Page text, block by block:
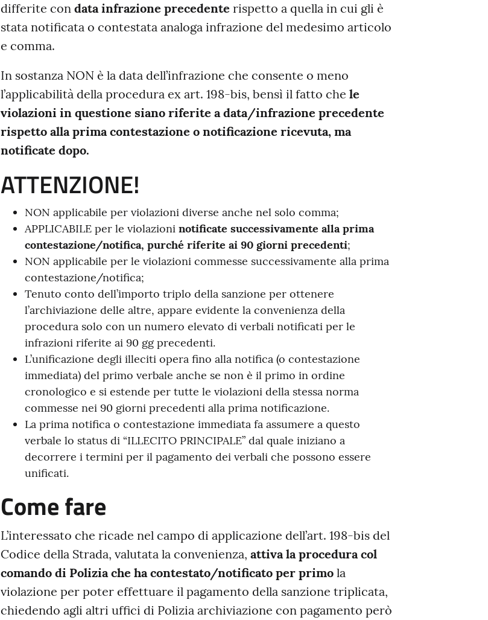
differite con data infrazione precedente rispetto a quella in cui gli è
stata notificata o contestata analoga infrazione del medesimo articolo
e comma.
In sostanza NON è la data dell’infrazione che consente o meno
l’applicabilità della procedura ex art. 198-bis, bensì il fatto che le
violazioni in questione siano riferite a data/infrazione precedente
rispetto alla prima contestazione o notificazione ricevuta, ma
notificate dopo.
ATTENZIONE!
NON applicabile per violazioni diverse anche nel solo comma;
APPLICABILE per le violazioni notificate successivamente alla prima
contestazione/notifica, purché riferite ai 90 giorni precedenti;
NON applicabile per le violazioni commesse successivamente alla prima
contestazione/notifica;
Tenuto conto dell’importo triplo della sanzione per ottenere
l’archiviazione delle altre, appare evidente la convenienza della
procedura solo con un numero elevato di verbali notificati per le
infrazioni riferite ai 90 gg precedenti.
L’unificazione degli illeciti opera fino alla notifica (o contestazione
immediata) del primo verbale anche se non è il primo in ordine
cronologico e si estende per tutte le violazioni della stessa norma
commesse nei 90 giorni precedenti alla prima notificazione.
La prima notifica o contestazione immediata fa assumere a questo
verbale lo status di “ILLECITO PRINCIPALE” dal quale iniziano a
decorrere i termini per il pagamento dei verbali che possono essere
unificati.
Come fare
L’interessato che ricade nel campo di applicazione dell’art. 198-bis del
Codice della Strada, valutata la convenienza, attiva la procedura col
comando di Polizia che ha contestato/notificato per primola
violazione per poter effettuare il pagamento della sanzione triplicata,
chiedendo agli altri uffici di Polizia archiviazione con pagamento però